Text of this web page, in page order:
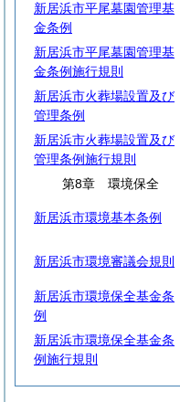
新居浜市平尾墓園管理基
金条例
新居浜市平尾墓園管理基
金条例施行規則
新居浜市火葬場設置及び
管理条例
新居浜市火葬場設置及び
管理条例施行規則
第8章 環境保全
新居浜市環境基本条例
新居浜市環境審議会規則
新居浜市環境保全基金条
例
新居浜市環境保全基金条
例施行規則